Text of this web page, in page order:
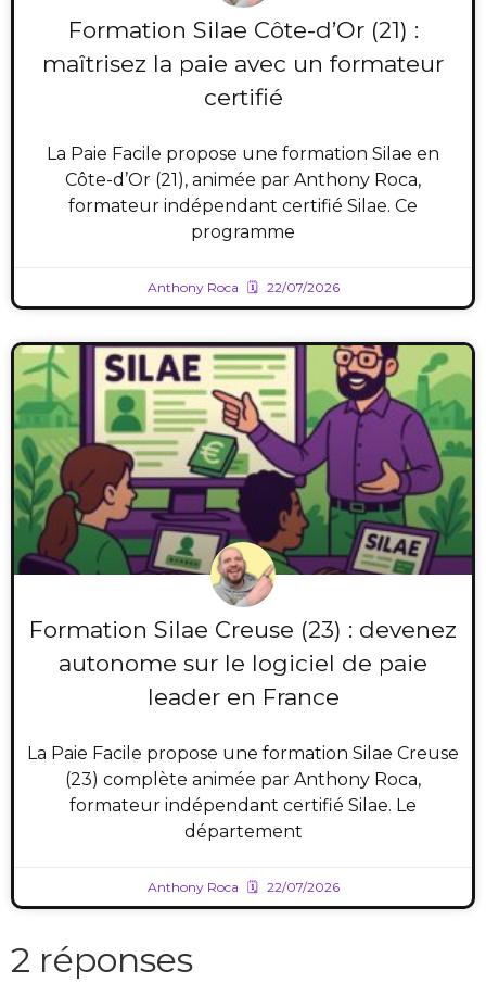
Formation Silae Côte-d’Or (21) :
maîtrisez la paie avec un formateur
certifié
La Paie Facile propose une formation Silae en
Côte-d’Or (21), animée par Anthony Roca,
formateur indépendant certifié Silae. Ce
programme
Anthony Roca 22/07/2026
Formation Silae Creuse (23) : devenez
autonome sur le logiciel de paie
leader en France
La Paie Facile propose une formation Silae Creuse
(23) complète animée par Anthony Roca,
formateur indépendant certifié Silae. Le
département
Anthony Roca 22/07/2026
2 réponses